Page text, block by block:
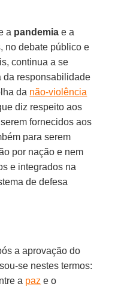
a pandemia e a
no debate público e
continua a se
da responsabilidade
da não-violência
diz respeito aos
fornecidos aos
para serem
por nação e nem
e integrados na
de defesa
a aprovação do
se nestes termos:
a paz e o